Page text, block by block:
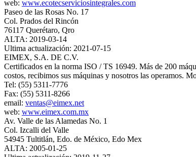
web: www.ecotecserviciosintegrales.com
Paseo de las Rosas No. 17
Col. Prados del Rincón
76117 Querétaro, Qro
ALTA: 2019-03-14
Ultima actualización: 2021-07-15
EIMEX, S.A. DE C.V.
Certificados en la norma ISO / TS 16949. Más de 200
costos, recibimos sus máquinas y nosotros las operamos.
Tel: (55) 5311-7776
Fax: (55) 5311-8266
email: ventas@eimex.net
web: www.eimex.com.mx
Av. Valle de las Alamedas No. 1
Col. Izcalli del Valle
54945 Tultitlán, Edo. de México, Edo Mex
ALTA: 2005-01-25